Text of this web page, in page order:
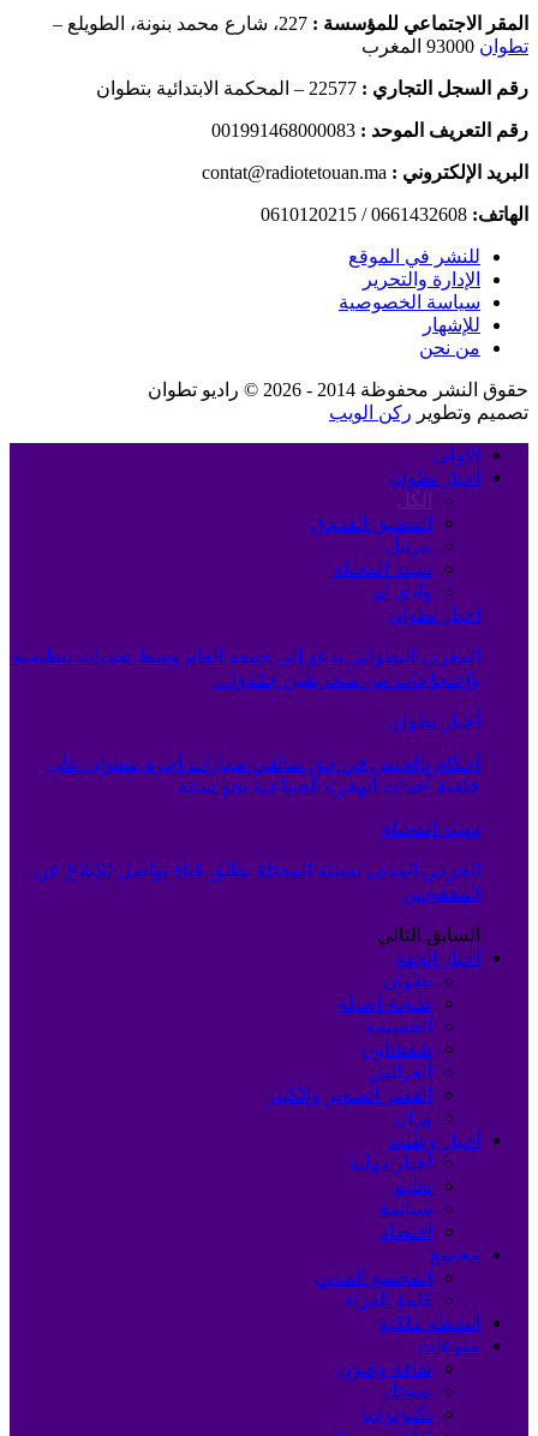
المقر الاجتماعي للمؤسسة : 227، شارع محمد بنونة، الطويلع –
تطوان
رقم السجل التجاري : 22577 – المحكمة الابتدائية بتطوان
رقم التعريف الموحد : 001991468000083
البريد الإلكتروني : contat@radiotetouan.ma
الهاتف: 0661432608 / 0610120215
للنشر في الموقع
الإدارة والتحرير
سياسة الخصوصية
للإشهار
من نحن
حقوق النشر محفوظة 2014 - 2026 © راديو تطوان
تصميم وتطوير ركن الويب
الأولى
أخبار تطوان
الكل
المضيق الفنيدق
مرتيل
سبته المحتلة
وادي لو
أخبار تطوان
المغرب التطواني يدعو إلى جمعه العام وسط تحديات تنظيمية
واحتجاجات من منخرطين جمّدوا…
أخبار تطوان
أحكام بالحبس في حق سائقي سيارات أجرة بتطوان على
خلفية أحداث الهجرة الجماعية نحو سبتة
سبته المحتلة
الحرس المدني بسبتة المحتلة يطلق قناة تواصل للإبلاغ عن
المفقودين
السابق التالي
أخبار الجهة
تطوان
طنجة-أصيلة
الحسيمة
شفشاون
العرائش
القصر الصغير والكبير
وزان
أخبار وطنية
أخبار دولية
تعليم
سياسة
اقتصاد
مجتمع
المجتمع المدني
كلمة القراء
أنشطة ملكية
منوعات
ثقافة وفنون
صحتك
تكنولوجيا